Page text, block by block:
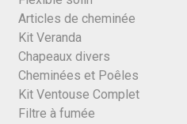
Articles de cheminée
Kit Veranda
Chapeaux divers
Cheminées et Poêles
Kit Ventouse Complet
Filtre à fumée